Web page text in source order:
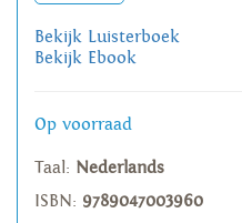
Bekijk Luisterboek
Bekijk Ebook
Op voorraad
Taal: Nederlands
ISBN: 9789047003960